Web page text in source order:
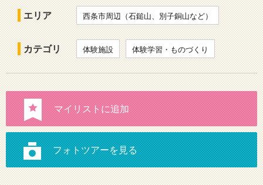
エリア 西条市周辺（石鎚山、別子銅山など）
カテゴリ 体験施設 体験学習・ものづくり